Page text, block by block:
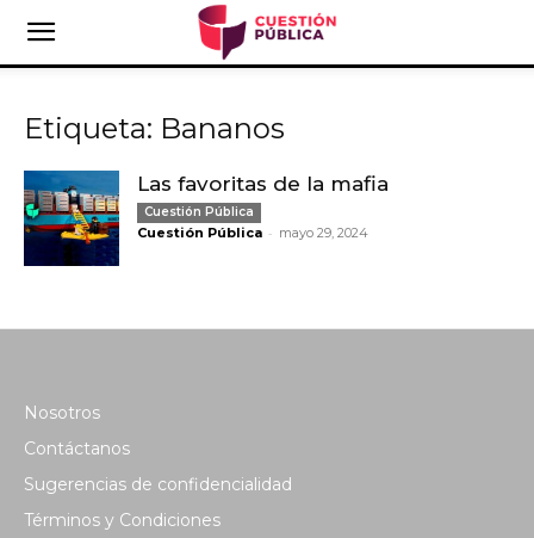
Etiqueta: Bananos
Las favoritas de la mafia
Cuestión Pública
Cuestión Pública - mayo 29, 2024
Nosotros
Contáctanos
Sugerencias de confidencialidad
Términos y Condiciones